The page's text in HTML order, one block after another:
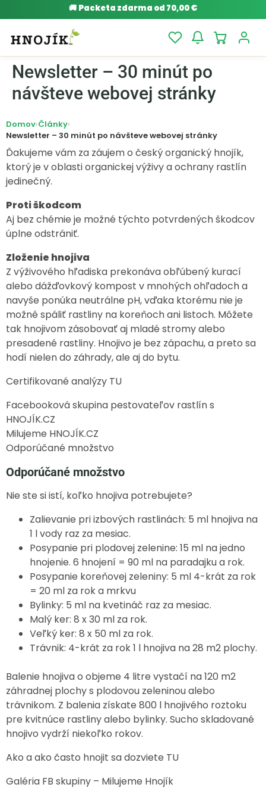
🚚 Packeta zdarma od 70,00 €
Newsletter – 30 minút po
návšteve webovej stránky
Domov›Články›
Newsletter – 30 minút po návšteve webovej stránky
Ďakujeme vám za záujem o český organický hnojík,
ktorý je v oblasti organickej výživy a ochrany rastlín
jedinečný.
Proti škodcom
Aj bez chémie je možné týchto potvrdených škodcov
úplne odstrániť.
Zloženie hnojiva
Z výživového hľadiska prekonáva obľúbený kurací
alebo dážďovkový kompost v mnohých ohľadoch a
navyše ponúka neutrálne pH, vďaka ktorému nie je
možné spáliť rastliny na koreňoch ani listoch. Môžete
tak hnojivom zásobovať aj mladé stromy alebo
presadené rastliny. Hnojivo je bez zápachu, a preto sa
hodí nielen do záhrady, ale aj do bytu.
Certifikované analýzy TU
Facebooková skupina pestovateľov rastlín s
HNOJÍK.CZ
Milujeme HNOJÍK.CZ
Odporúčané množstvo
Odporúčané množstvo
Nie ste si istí, koľko hnojiva potrebujete?
Zalievanie pri izbových rastlinách: 5 ml hnojiva na
1 l vody raz za mesiac.
Posypanie pri plodovej zelenine: 15 ml na jedno
hnojenie. 6 hnojení = 90 ml na paradajku a rok.
Posypanie koreňovej zeleniny: 5 ml 4-krát za rok
= 20 ml za rok a mrkvu
Bylinky: 5 ml na kvetináč raz za mesiac.
Malý ker: 8 x 30 ml za rok.
Veľký ker: 8 x 50 ml za rok.
Trávnik: 4-krát za rok 1 l hnojiva na 28 m2 plochy.
Balenie hnojiva o objeme 4 litre vystačí na 120 m2
záhradnej plochy s plodovou zeleninou alebo
trávnikom. Z balenia získate 800 l hnojivého roztoku
pre kvitnúce rastliny alebo bylinky. Sucho skladované
hnojivo vydrží niekoľko rokov.
Ako a ako často hnojit sa dozviete TU
Galéria FB skupiny – Milujeme Hnojík